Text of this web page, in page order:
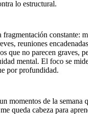
lo estructural.
fragmentación constante:
reuniones
que no parecen graves,
mental. El foco se
por profundidad.
momentos de la semana
queda cabeza para